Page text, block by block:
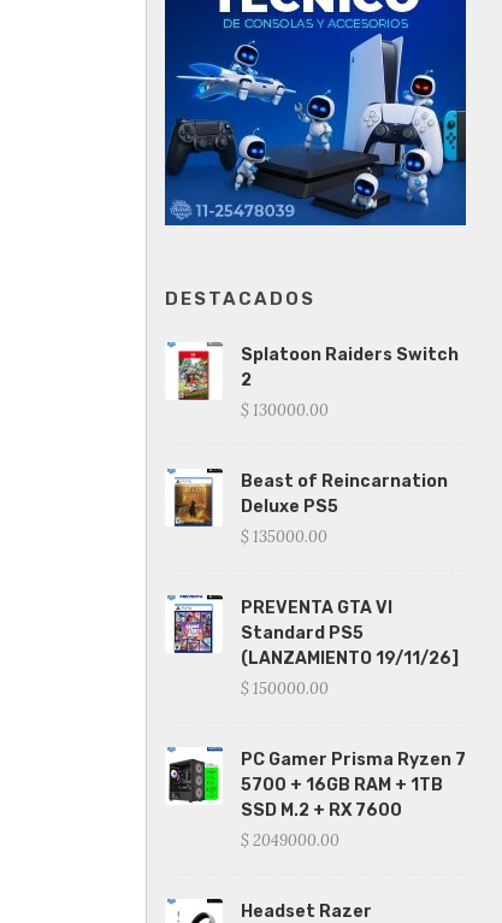
DESTACADOS
Splatoon Raiders Switch
2
$ 130000.00
Beast of Reincarnation
Deluxe PS5
$ 135000.00
PREVENTA GTA VI
Standard PS5
(LANZAMIENTO 19/11/26]
$ 150000.00
PC Gamer Prisma Ryzen 7
5700 + 16GB RAM + 1TB
SSD M.2 + RX 7600
$ 2049000.00
Headset Razer